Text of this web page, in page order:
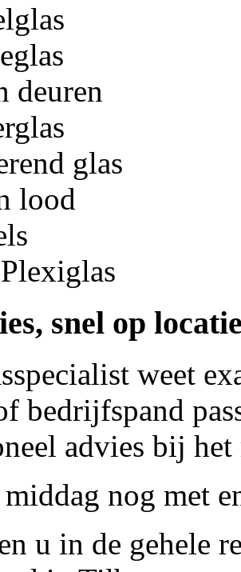
deuren
glas
lood
snel op
weet
bedrijfspand
advies bij
nog met
u in de gehele